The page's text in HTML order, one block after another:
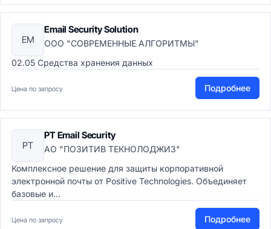
EM
Email Security Solution
ООО "СОВРЕМЕННЫЕ АЛГОРИТМЫ"
02.05 Средства хранения данных
Цена по запросу Подробнее
PT
PT Email Security
АО "ПОЗИТИВ ТЕКНОЛОДЖИЗ"
Комплексное решение для защиты корпоративной
электронной почты от Positive Technologies. Объединяет
базовые и...
Цена по запросу Подробнее